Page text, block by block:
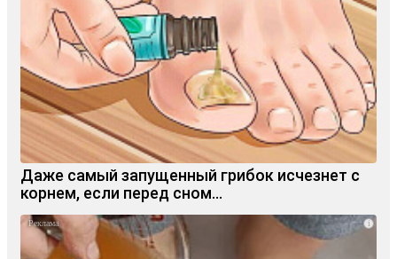
Даже самый запущенный грибок исчезнет с
корнем, если перед сном…
i